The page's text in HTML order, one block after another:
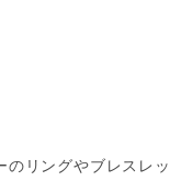
リングやブレスレ